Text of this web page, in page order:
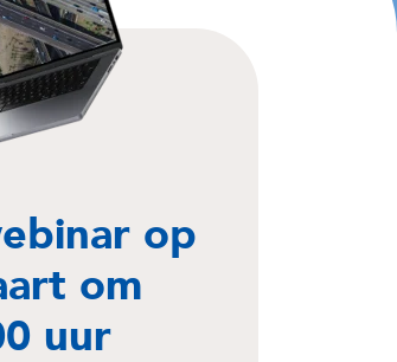
op
om
uur